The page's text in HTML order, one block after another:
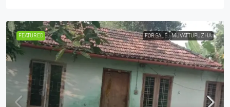
FEATURED FOR SALE MUVATTUPUZHA